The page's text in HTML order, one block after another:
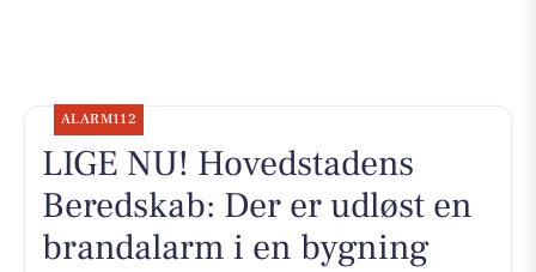
ALARM112
LIGE NU! Hovedstadens
Beredskab: Der er udløst en
brandalarm i en bygning